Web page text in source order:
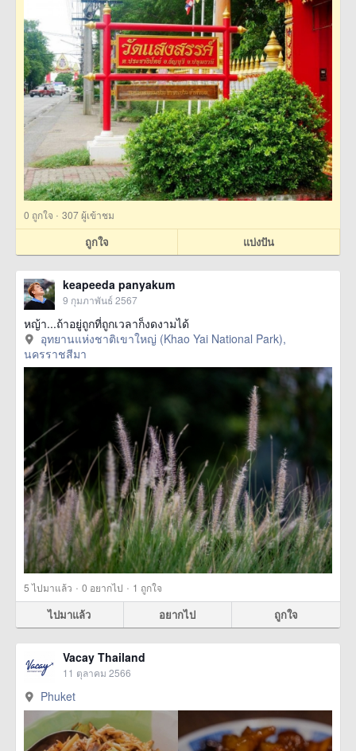
0 ถูกใจ · 307 ผู้เข้าชม
ถูกใจ แบ่งปัน
keapeeda panyakum
9 กุมภาพันธ์ 2567
หญ้า...ถ้าอยู่ถูกที่ถูกเวลาก็งดงามได้
อุทยานแห่งชาติเขาใหญ่ (Khao Yai National Park),
นครราชสีมา
5ไปมาแล้ว · 0 อยากไป · 1 ถูกใจ
ไปมาแล้ว อยากไป ถูกใจ
Vacay Thailand
11 ตุลาคม 2566
Phuket